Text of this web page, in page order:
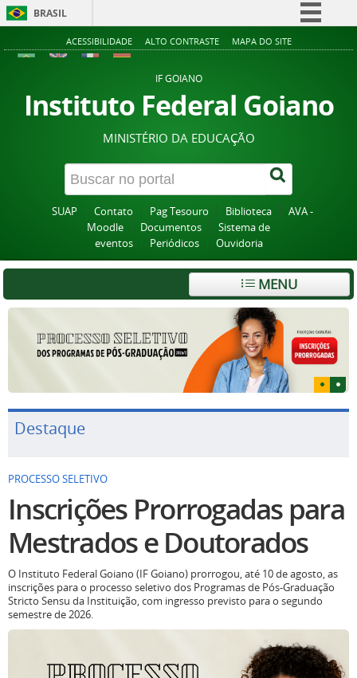
BRASIL
Simplifique!
Acesso à informação
Legislação
Canais
ACESSIBILIDADE ALTO CONTRASTE MAPA DO SITE
IF GOIANO
Instituto Federal Goiano
MINISTÉRIO DA EDUCAÇÃO
SUAP Contato Pag Tesouro Biblioteca
AVA -
Moodle
Documentos
Sistema de
eventos
Periódicos Ouvidoria
MENU
Destaque
PROCESSO SELETIVO
Inscrições Prorrogadas para
Mestrados e Doutorados
O Instituto Federal Goiano (IF Goiano) prorrogou, até 10 de agosto, as
inscrições para o processo seletivo dos Programas de Pós-Graduação
Stricto Sensu da Instituição, com ingresso previsto para o segundo
semestre de 2026.